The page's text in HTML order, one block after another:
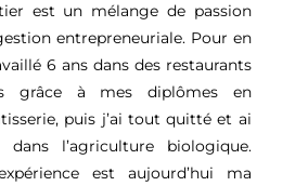
est un mélange de passion
entrepreneuriale. Pour en
6 ans dans des restaurants
grâce à mes diplômes en
puis j’ai tout quitté et ai
l’agriculture biologique.
est aujourd’hui ma